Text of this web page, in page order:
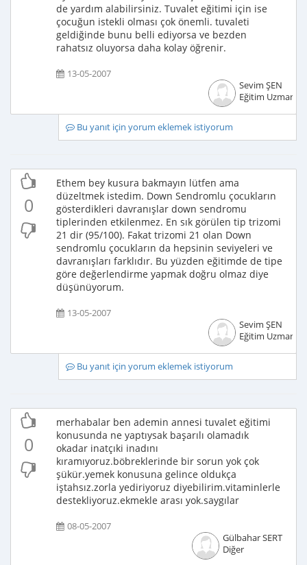
de yardım alabilirsiniz. Tuvalet eğitimi için ise
çocuğun istekli olması çok önemli. tuvaleti
geldiğinde bunu belli ediyorsa ve bezden
rahatsız oluyorsa daha kolay öğrenir.
13-05-2007
Sevim ŞEN
Eğitim Uzmanı
Bu yanıt için yorum eklemek istiyorum
0
Ethem bey kusura bakmayın lütfen ama
düzeltmek istedim. Down Sendromlu çocukların
gösterdikleri davranışlar down sendromu
tiplerinden etkilenmez. En sık görülen tip trizomi
21 dir (95/100). Fakat trizomi 21 olan Down
sendromlu çocukların da hepsinin seviyeleri ve
davranışları farklıdır. Bu yüzden eğitimde de tipe
göre değerlendirme yapmak doğru olmaz diye
düşünüyorum.
13-05-2007
Sevim ŞEN
Eğitim Uzmanı
Bu yanıt için yorum eklemek istiyorum
0
merhabalar ben ademin annesi tuvalet eğitimi
konusunda ne yaptıysak başarılı olamadık
okadar inatçıki inadını
kıramıyoruz.böbreklerinde bir sorun yok çok
şükür.yemek konusuna gelince oldukça
iştahsız.zorla yediriyoruz diyebilirim.vitaminlerle
destekliyoruz.ekmekle arası yok.saygılar
08-05-2007
Gülbahar SERT
Diğer